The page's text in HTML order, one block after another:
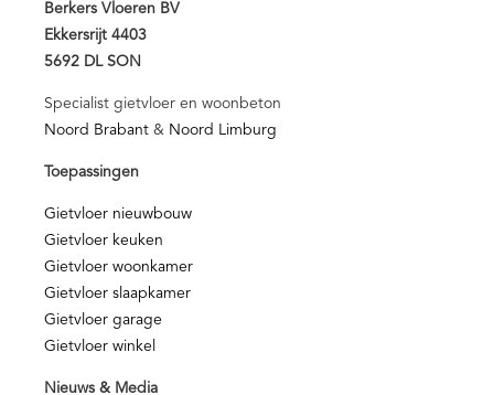
Berkers Vloeren BV
Ekkersrijt 4403
5692 DL SON
Specialist gietvloer en woonbeton
Noord Brabant & Noord Limburg
Toepassingen
Gietvloer nieuwbouw
Gietvloer keuken
Gietvloer woonkamer
Gietvloer slaapkamer
Gietvloer garage
Gietvloer winkel
Nieuws & Media